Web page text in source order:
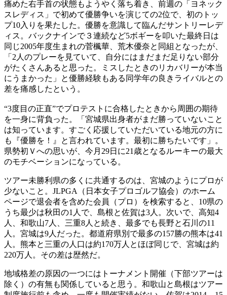
痛めた右手首の状態もようやく落ち着き、前週の「ヨネック
スレディス」で初めて優勝争いを演じての2位で、初のトッ
プ10入りを果たした。優勝を意識して臨んだサントリーレデ
ィス。バックナインで３連続など5ボギーを叩いた最終日は
同じ2005年度生まれの菅楓華、荒木優奈と同組となったが、
「2人のプレーを見ていて、自分にはまだまだ足りない部分
がたくさんあると思った。ミスしたときのリカバリーが本当
にうまかった」と優勝経験もある同学年の良きライバルとの
差を痛感したという。
“3度目の正直”でプロテストに合格したときから周囲の期待
を一身に背負った。「宮城県出身者がまだ勝っていないこと
は知っています。すごく応援していただいている地元の方に
も『優勝を！』と言われています。最初に勝ちたいです」。
県勢初Ｖへの思いが、今月29日に21歳となるルーキーの最大
のモチベーションになっている。
ツアー未勝利県の多くに共通するのは、宮城のようにプロが
少ないこと。JLPGA（日本女子プロゴルフ協会）のホーム
ページで退会者を含めた会員（プロ）を検索すると、10県の
うち最少は秋田の1人で、島根と佐賀は3人。次いで、高知4
人、和歌山7人、三重8人と続き、最多でも長野と石川の11
人。宮城は9人だった。都道府県別で最多の157勝の熊本は41
人。熊本と三重の人口は約170万人とほぼ同じで、宮城は約
220万人。その差は歴然だ。
地域格差の原因の一つにはトーナメント開催（下部ツアーは
除く）の有無も関係していると思う。和歌山と島根はツアー